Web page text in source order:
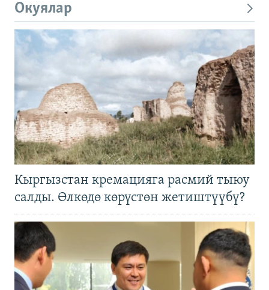
Окуялар
Кыргызстан кремацияга расмий тыюу
салды. Өлкөдө көрүстөн жетиштүүбү?